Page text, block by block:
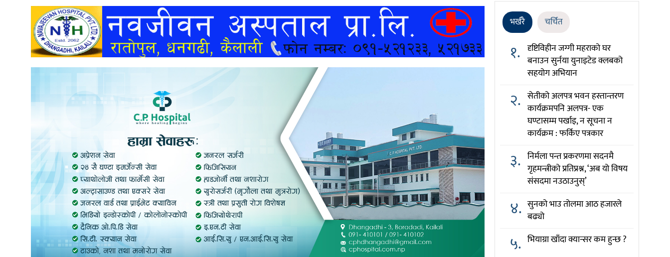
अन्तराष्ट्रिय
अन्तर्वार्ता
खेलकुद
भर्खरै चर्चित
१. दृष्टिविहीन जग्गी महराको घर
बनाउन सुर्नया युनाइटेड क्लबको
सहयोग अभियान
२. सेतीको अलपत्र भवन हस्तान्तरण
कार्यक्रमपनि अलपत्र- एक
घण्टासम्म पर्खाइ, न सूचना न
कार्यक्रम : फर्किए पत्रकार
३. निर्मला पन्त प्रकरणमा सदनमै
गृहमन्त्रीको प्रतिप्रश्न, ‘अब यो विषय
संसदमा नउठाउनुस्’
४. सुनको भाउ तोलमा आठ हजारले
बढ्यो
५. भियाग्रा खाँदा क्यान्सर कम हुन्छ ?